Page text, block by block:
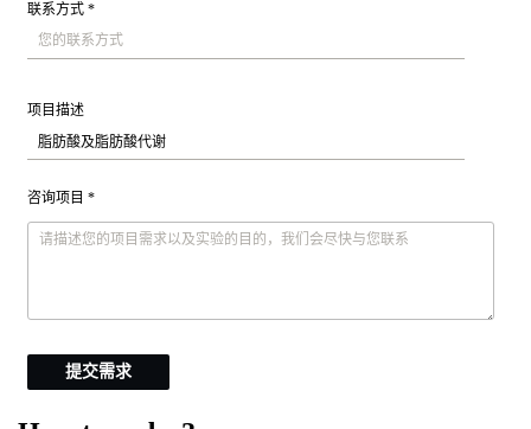
联系方式 *
项目描述
咨询项目 *
提交需求